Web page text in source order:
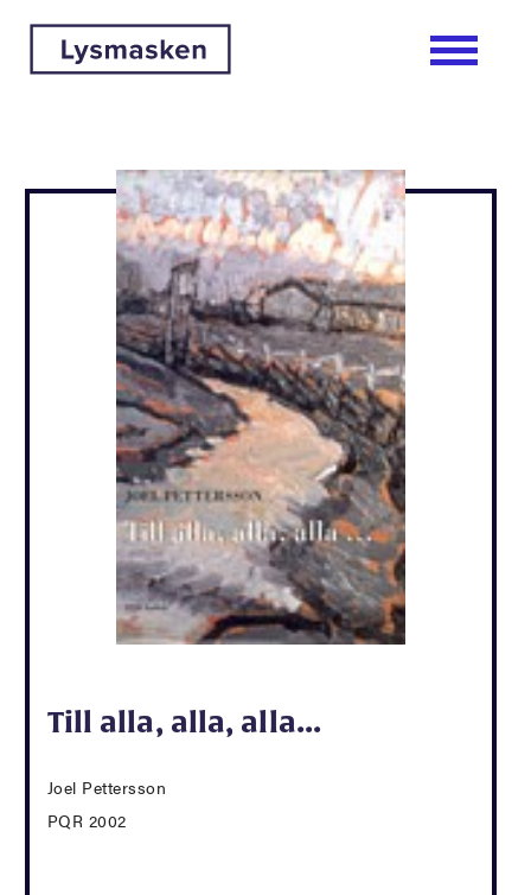
Till alla, alla, alla...
Joel Pettersson
PQR 2002